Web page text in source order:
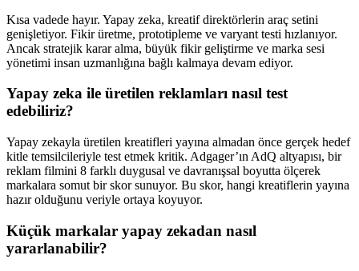
Kısa vadede hayır. Yapay zeka, kreatif direktörlerin araç setini
genişletiyor. Fikir üretme, prototipleme ve varyant testi hızlanıyor.
Ancak stratejik karar alma, büyük fikir geliştirme ve marka sesi
yönetimi insan uzmanlığına bağlı kalmaya devam ediyor.
Yapay zeka ile üretilen reklamları nasıl test
edebiliriz?
Yapay zekayla üretilen kreatifleri yayına almadan önce gerçek hedef
kitle temsilcileriyle test etmek kritik. Adgager’ın AdQ altyapısı, bir
reklam filmini 8 farklı duygusal ve davranışsal boyutta ölçerek
markalara somut bir skor sunuyor. Bu skor, hangi kreatiflerin yayına
hazır olduğunu veriyle ortaya koyuyor.
Küçük markalar yapay zekadan nasıl
yararlanabilir?